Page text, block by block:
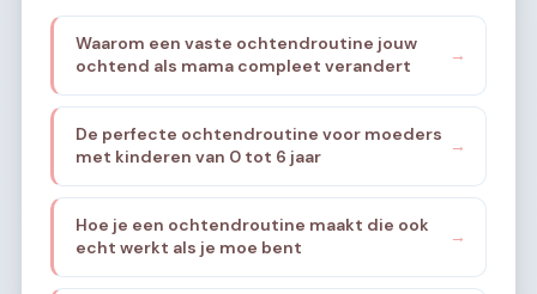
Waarom een vaste ochtendroutine jouw
ochtend als mama compleet verandert
→
De perfecte ochtendroutine voor moeders
met kinderen van 0 tot 6 jaar
→
Hoe je een ochtendroutine maakt die ook
echt werkt als je moe bent
→